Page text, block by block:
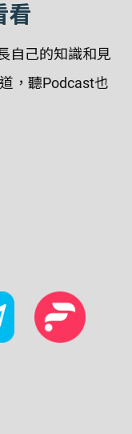
看
自己的知識和見
，聽Podcast也